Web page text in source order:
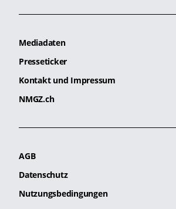
Mediadaten
Presseticker
Kontakt und Impressum
NMGZ.ch
AGB
Datenschutz
Nutzungsbedingungen